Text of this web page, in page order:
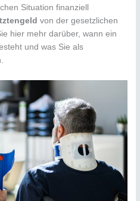
Situation finanziell
von der gesetzlichen
hier mehr darüber, wann ein
und was Sie als